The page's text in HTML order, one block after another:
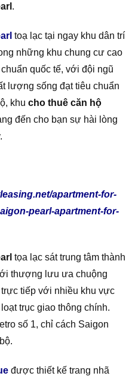
.
toạ lạc tại ngay khu dân trí
những khu chung cư cao
quốc tế, với đội ngũ
lượng sống đạt tiêu chuẩn
khu cho thuê căn hộ
đến cho bạn sự hài lòng
apartment-for-
pearl-apartment-for-
tọa lạc sát trung tâm thành
thượng lưu ưa chuộng
tiếp với nhiều khu vực
trục giao thông chính.
số 1, chỉ cách Saigon
được thiết kế trang nhã